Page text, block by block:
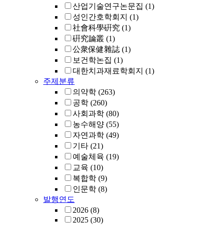
산업기술연구논문집 (1)
성인간호학회지 (1)
社會科學硏究 (1)
硏究論叢 (1)
公衆保健雜誌 (1)
보건학논집 (1)
대한치과재료학회지 (1)
주제분류
의약학 (263)
공학 (260)
사회과학 (80)
농수해양 (55)
자연과학 (49)
기타 (21)
예술체육 (19)
교육 (10)
복합학 (9)
인문학 (8)
발행연도
2026 (8)
2025 (30)